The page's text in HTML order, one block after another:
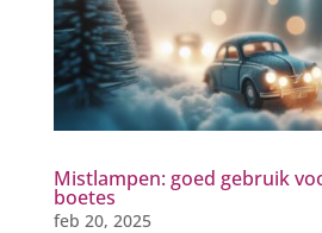
Mistlampen: goed gebruik
boetes
feb 20, 2025